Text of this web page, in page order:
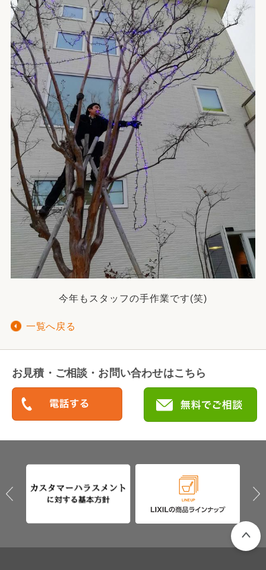
今年もスタッフの手作業です(笑)
一覧へ戻る
お見積・ご相談・お問い合わせはこちら